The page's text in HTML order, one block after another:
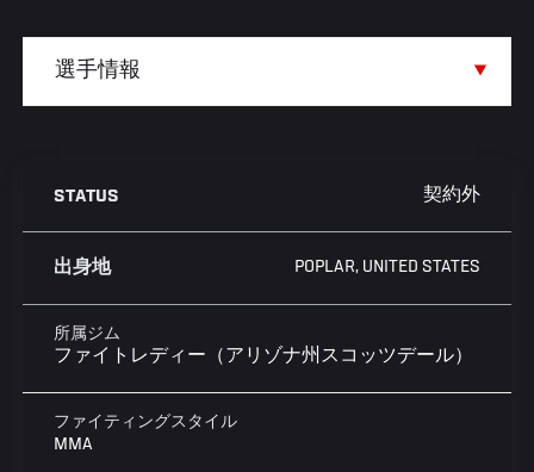
STATUS 契約外
出身地 POPLAR, UNITED STATES
所属ジム
ファイトレディー（アリゾナ州スコッツデール）
ファイティングスタイル
MMA